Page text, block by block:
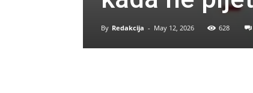
By Redakcija - May 12, 2026 628